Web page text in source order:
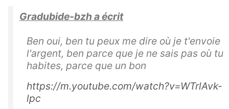
Gradubide-bzh a écrit
Ben oui, ben tu peux me dire où je t'envoie
l'argent, ben parce que je ne sais pas où tu
habites, parce que un bon
https://m.youtube.com/watch?v=WTrlAvk-
lpc